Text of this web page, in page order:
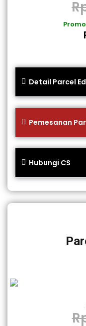
Detail Parcel
Pemesanan
Hubungi CS